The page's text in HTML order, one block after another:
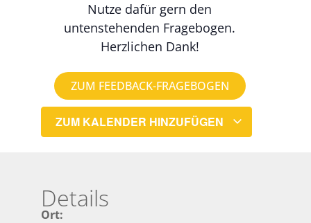
Nutze dafür gern den
untenstehenden Fragebogen.
Herzlichen Dank!
ZUM FEEDBACK-FRAGEBOGEN
ZUM KALENDER HINZUFÜGEN
Details
Ort: